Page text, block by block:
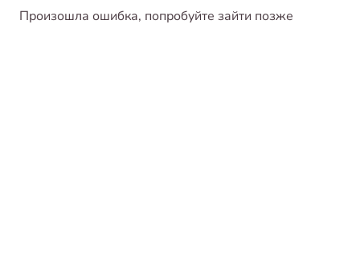
Произошла ошибка, попробуйте зайти позже